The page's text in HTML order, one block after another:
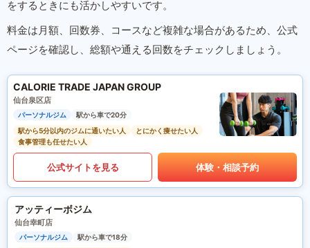
をするときにも活かしやすいです。
料金は月額、回数券、コースなど複雑な場合があるため、公式
ページを確認し、総額や通える回数をチェックしましょう。
CALORIE TRADE JAPAN GROUP
仙台泉区店
パーソナルジム
駅から車で20分
駅から5分以内のジムに通いたい人
とにかく痩せたい人
食事管理も任せたい人
公式サイトを見る 体験・相談予約
アッティーボジム
仙台幸町店
パーソナルジム
駅から車で18分